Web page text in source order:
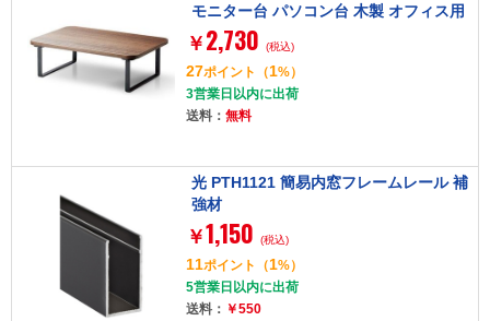
モニター台 パソコン台 木製 オフィス用
品 キーボード収納(29.5cmまで) 簡単組
立 工具不要 省スペース 寸法[幅38×奥26
×高12cm]
￥ 2,730 (税込)
27ポイント （1%）
3営業日以内に出荷
送料： 無料
光 PTH1121 簡易内窓フレームレール 補
強材
￥1,150 (税込)
11ポイント （1%）
5営業日以内に出荷
送料： ￥550